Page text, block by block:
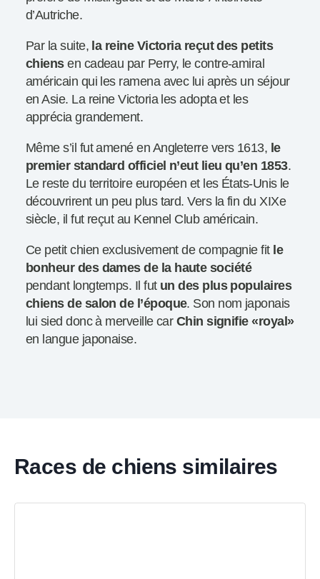
d’Autriche.
Par la suite,la reine Victoria reçut des petits
chiensen cadeau par Perry, le contre-amiral
américain qui les ramena avec lui après un séjour
en Asie. La reine Victoria les adopta et les
apprécia grandement.
Même s’il fut amené en Angleterre vers 1613, le
premier standard officiel n’eut lieu qu’en 1853.
Le reste du territoire européen et les États-Unis le
découvrirent un peu plus tard. Vers la fin du XIXe
siècle, il fut reçut au Kennel Club américain.
Ce petit chien exclusivement de compagnie fitle
bonheur des dames de la haute société
pendant longtemps. Il fut un des plus populaires
chiens de salon de l’époque. Son nom japonais
lui sied donc à merveille car Chin signifie «royal»
en langue japonaise.
Races de chiens similaires